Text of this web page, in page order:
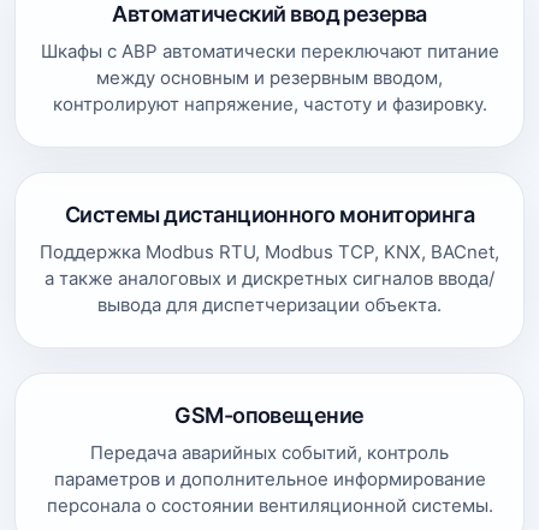
Автоматический ввод резерва
Шкафы с АВР автоматически переключают питание
между основным и резервным вводом,
контролируют напряжение, частоту и фазировку.
Системы дистанционного мониторинга
Поддержка Modbus RTU, Modbus TCP, KNX, BACnet,
а также аналоговых и дискретных сигналов ввода/
вывода для диспетчеризации объекта.
GSM-оповещение
Передача аварийных событий, контроль
параметров и дополнительное информирование
персонала о состоянии вентиляционной системы.